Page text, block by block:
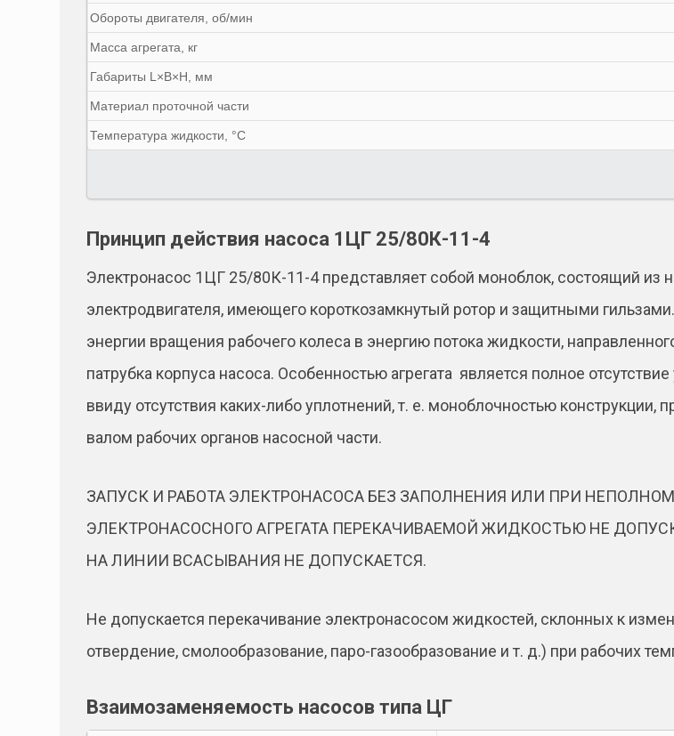
Обороты двигателя, об/мин
Масса агрегата, кг
Габариты L×B×H, мм
Материал проточной части
Температура жидкости, °C
Принцип действия насоса 1ЦГ 25/80К-11-4
Электронасос 1ЦГ 25/80К-11-4 представляет собой моноблок, состоящий из
электродвигателя, имеющего короткозамкнутый ротор и защитными
энергии вращения рабочего колеса в энергию потока жидкости,
патрубка корпуса насоса. Особенностью агрегата является полное
ввиду отсутствия каких-либо уплотнений, т. е. моноблочностью конструкции,
валом рабочих органов насосной части.
ЗАПУСК И РАБОТА ЭЛЕКТРОНАСОСА БЕЗ ЗАПОЛНЕНИЯ ИЛИ ПРИ
ЭЛЕКТРОНАСОСНОГО АГРЕГАТА ПЕРЕКАЧИВАЕМОЙ ЖИДКОСТЬЮ НЕ
НА ЛИНИИ ВСАСЫВАНИЯ НЕ ДОПУСКАЕТСЯ.
Не допускается перекачивание электронасосом жидкостей, склонных к
отвердение, смолообразование, паро-газообразование и т. д.) при рабочих
Взаимозаменяемость насосов типа ЦГ